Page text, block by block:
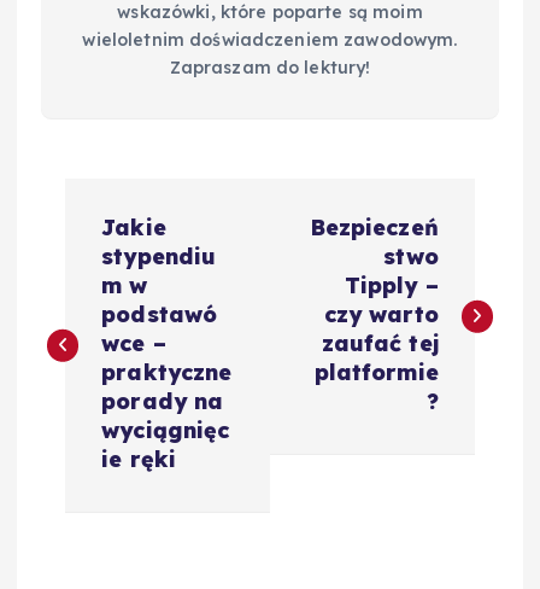
wskazówki, które poparte są moim
wieloletnim doświadczeniem zawodowym.
Zapraszam do lektury!
w
Jakie
stypendiu
m w
podstawó
wce –
praktyczne
porady na
wyciągnięc
ie ręki
Bezpieczeń
stwo
Tipply –
czy warto
zaufać tej
platformie
?